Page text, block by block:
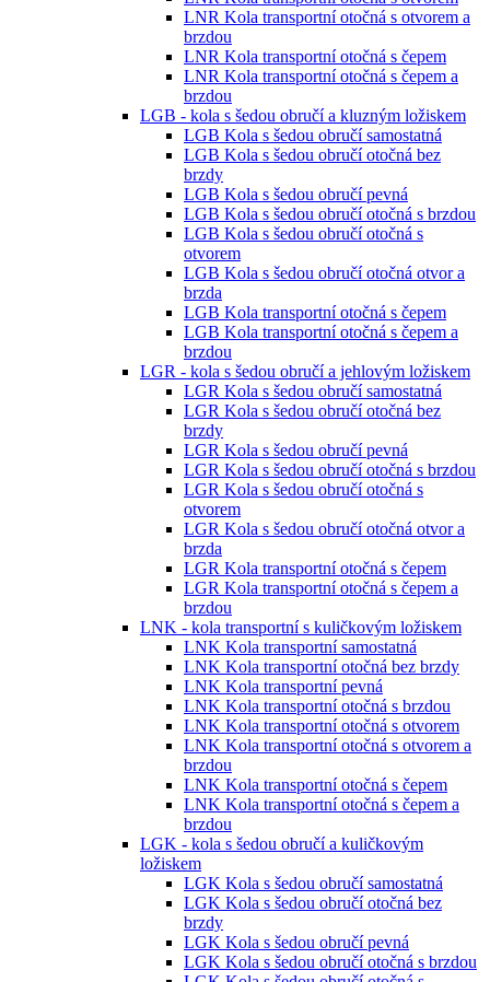
LNR Kola transportní otočná s otvorem a
brzdou
LNR Kola transportní otočná s čepem
LNR Kola transportní otočná s čepem a
brzdou
LGB - kola s šedou obručí a kluzným ložiskem
LGB Kola s šedou obručí samostatná
LGB Kola s šedou obručí otočná bez
brzdy
LGB Kola s šedou obručí pevná
LGB Kola s šedou obručí otočná s brzdou
LGB Kola s šedou obručí otočná s
otvorem
LGB Kola s šedou obručí otočná otvor a
brzda
LGB Kola transportní otočná s čepem
LGB Kola transportní otočná s čepem a
brzdou
LGR - kola s šedou obručí a jehlovým ložiskem
LGR Kola s šedou obručí samostatná
LGR Kola s šedou obručí otočná bez
brzdy
LGR Kola s šedou obručí pevná
LGR Kola s šedou obručí otočná s brzdou
LGR Kola s šedou obručí otočná s
otvorem
LGR Kola s šedou obručí otočná otvor a
brzda
LGR Kola transportní otočná s čepem
LGR Kola transportní otočná s čepem a
brzdou
LNK - kola transportní s kuličkovým ložiskem
LNK Kola transportní samostatná
LNK Kola transportní otočná bez brzdy
LNK Kola transportní pevná
LNK Kola transportní otočná s brzdou
LNK Kola transportní otočná s otvorem
LNK Kola transportní otočná s otvorem a
brzdou
LNK Kola transportní otočná s čepem
LNK Kola transportní otočná s čepem a
brzdou
LGK - kola s šedou obručí a kuličkovým
ložiskem
LGK Kola s šedou obručí samostatná
LGK Kola s šedou obručí otočná bez
brzdy
LGK Kola s šedou obručí pevná
LGK Kola s šedou obručí otočná s brzdou